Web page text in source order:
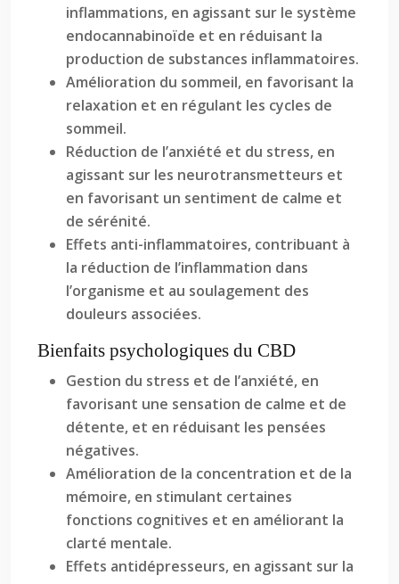
inflammations, en agissant sur le système
endocannabinoïde et en réduisant la
production de substances inflammatoires.
Amélioration du sommeil, en favorisant la
relaxation et en régulant les cycles de
sommeil.
Réduction de l’anxiété et du stress, en
agissant sur les neurotransmetteurs et
en favorisant un sentiment de calme et
de sérénité.
Effets anti-inflammatoires, contribuant à
la réduction de l’inflammation dans
l’organisme et au soulagement des
douleurs associées.
Bienfaits psychologiques du CBD
Gestion du stress et de l’anxiété, en
favorisant une sensation de calme et de
détente, et en réduisant les pensées
négatives.
Amélioration de la concentration et de la
mémoire, en stimulant certaines
fonctions cognitives et en améliorant la
clarté mentale.
Effets antidépresseurs, en agissant sur la